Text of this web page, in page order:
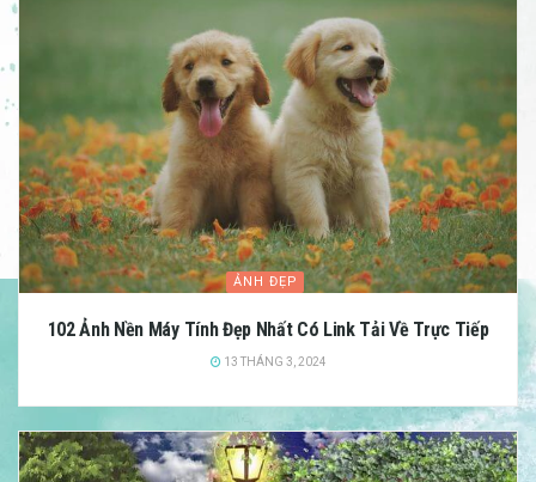
ẢNH ĐẸP
102 Ảnh Nền Máy Tính Đẹp Nhất Có Link Tải Về Trực Tiếp
13 THÁNG 3, 2024